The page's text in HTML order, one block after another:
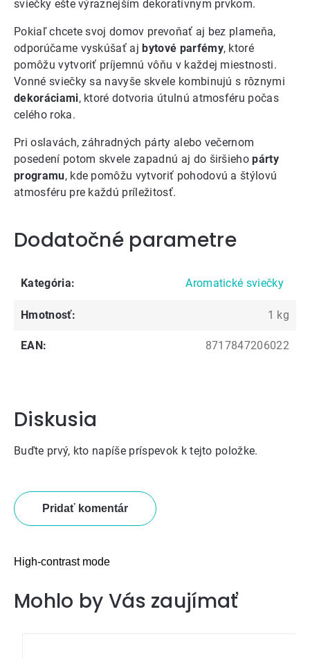
sviečky ešte výraznejším dekoratívnym prvkom.
Pokiaľ chcete svoj domov prevoňať aj bez plameňa,
odporúčame vyskúšať ajbytové parfémy, ktoré
pomôžu vytvoriť príjemnú vôňu v každej miestnosti.
Vonné sviečky sa navyše skvele kombinujú s rôznymi
dekoráciami, ktoré dotvoria útulnú atmosféru počas
celého roka.
Pri oslavách, záhradných párty alebo večernom
posedení potom skvele zapadnú aj do širšiehopárty
programu, kde pomôžu vytvoriť pohodovú a štýlovú
atmosféru pre každú príležitosť.
Dodatočné parametre
Kategória: Aromatické sviečky
Hmotnosť: 1 kg
EAN: 8717847206022
Diskusia
Buďte prvý, kto napíše príspevok k tejto položke.
Pridať komentár
High-contrast mode
Mohlo by Vás zaujímať